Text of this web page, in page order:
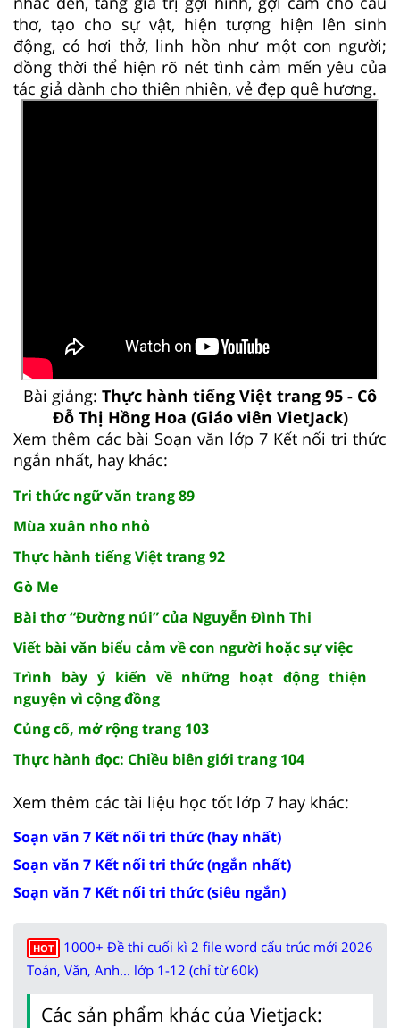
thơ, tạo cho sự vật, hiện tượng hiện lên sinh
động, có hơi thở, linh hồn như một con người;
đồng thời thể hiện rõ nét tình cảm mến yêu của
tác giả dành cho thiên nhiên, vẻ đẹp quê hương.
Bài giảng: Thực hành tiếng Việt trang 95 - Cô
Đỗ Thị Hồng Hoa (Giáo viên VietJack)
Xem thêm các bài Soạn văn lớp 7 Kết nối tri thức
ngắn nhất, hay khác:
Tri thức ngữ văn trang 89
Mùa xuân nho nhỏ
Thực hành tiếng Việt trang 92
Gò Me
Bài thơ “Đường núi” của Nguyễn Đình Thi
Viết bài văn biểu cảm về con người hoặc sự việc
Trình bày ý kiến về những hoạt động thiện
nguyện vì cộng đồng
Củng cố, mở rộng trang 103
Thực hành đọc: Chiều biên giới trang 104
Xem thêm các tài liệu học tốt lớp 7 hay khác:
Soạn văn 7 Kết nối tri thức (hay nhất)
Soạn văn 7 Kết nối tri thức (ngắn nhất)
Soạn văn 7 Kết nối tri thức (siêu ngắn)
HOT
1000+ Đề thi cuối kì 2 file word cấu trúc mới 2026
Toán, Văn, Anh... lớp 1-12 (chỉ từ 60k)
Các sản phẩm khác của Vietjack: